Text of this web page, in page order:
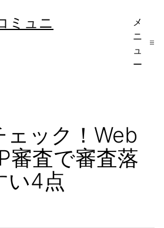
ミュニ
メ
ニ
ュ
ー
ェック！Web
審査で審査落
い4点